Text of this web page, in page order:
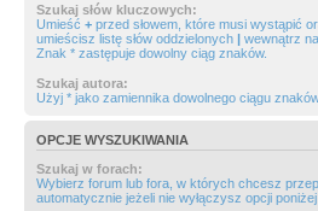
Szukaj słów kluczowych:
Umieść + przed słowem, które musi wystąpić
umieścisz listę słów oddzielonych | wewnątrz
Znak * zastępuje dowolny ciąg znaków.
Szukaj autora:
Użyj * jako zamiennika dowolnego ciągu
OPCJE WYSZUKIWANIA
Szukaj w forach:
Wybierz forum lub fora, w których chcesz
automatycznie jeżeli nie wyłączysz opcji